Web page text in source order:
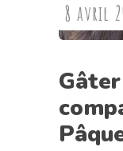
8 avril